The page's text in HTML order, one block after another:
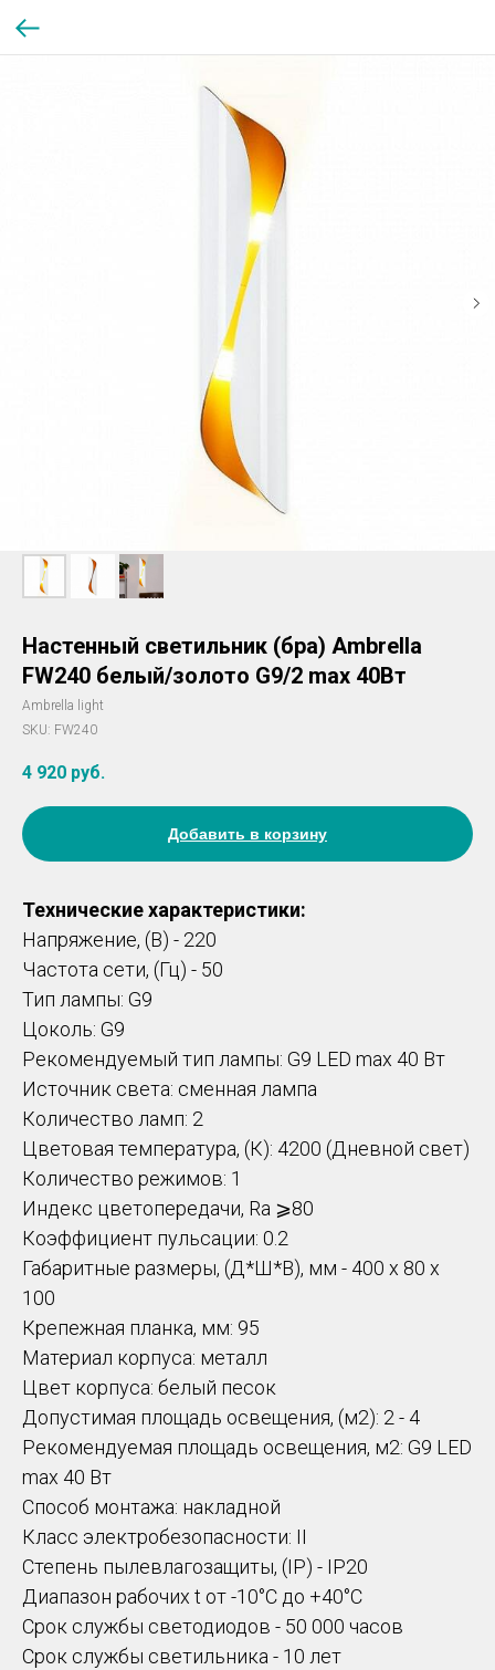
Настенный светильник (бра) Ambrella
FW240 белый/золото G9/2 max 40Вт
Ambrella light
SKU: FW240
4 920 руб.
Добавить в корзину
Технические характеристики:
Напряжение, (В) - 220
Частота сети, (Гц) - 50
Тип лампы: G9
Цоколь: G9
Рекомендуемый тип лампы: G9 LED max 40 Вт
Источник света: сменная лампа
Количество ламп: 2
Цветовая температура, (К): 4200 (Дневной свет)
Количество режимов: 1
Индекс цветопередачи, Ra ⩾80
Коэффициент пульсации: 0.2
Габаритные размеры, (Д*Ш*В), мм - 400 х 80 х
100
Крепежная планка, мм: 95
Материал корпуса: металл
Цвет корпуса: белый песок
Допустимая площадь освещения, (м2): 2 - 4
Рекомендуемая площадь освещения, м2: G9 LED
max 40 Вт
Способ монтажа: накладной
Класс электробезопасности: II
Степень пылевлагозащиты, (IP) - IP20
Диапазон рабочих t от -10°C до +40°С
Срок службы светодиодов - 50 000 часов
Срок службы светильника - 10 лет